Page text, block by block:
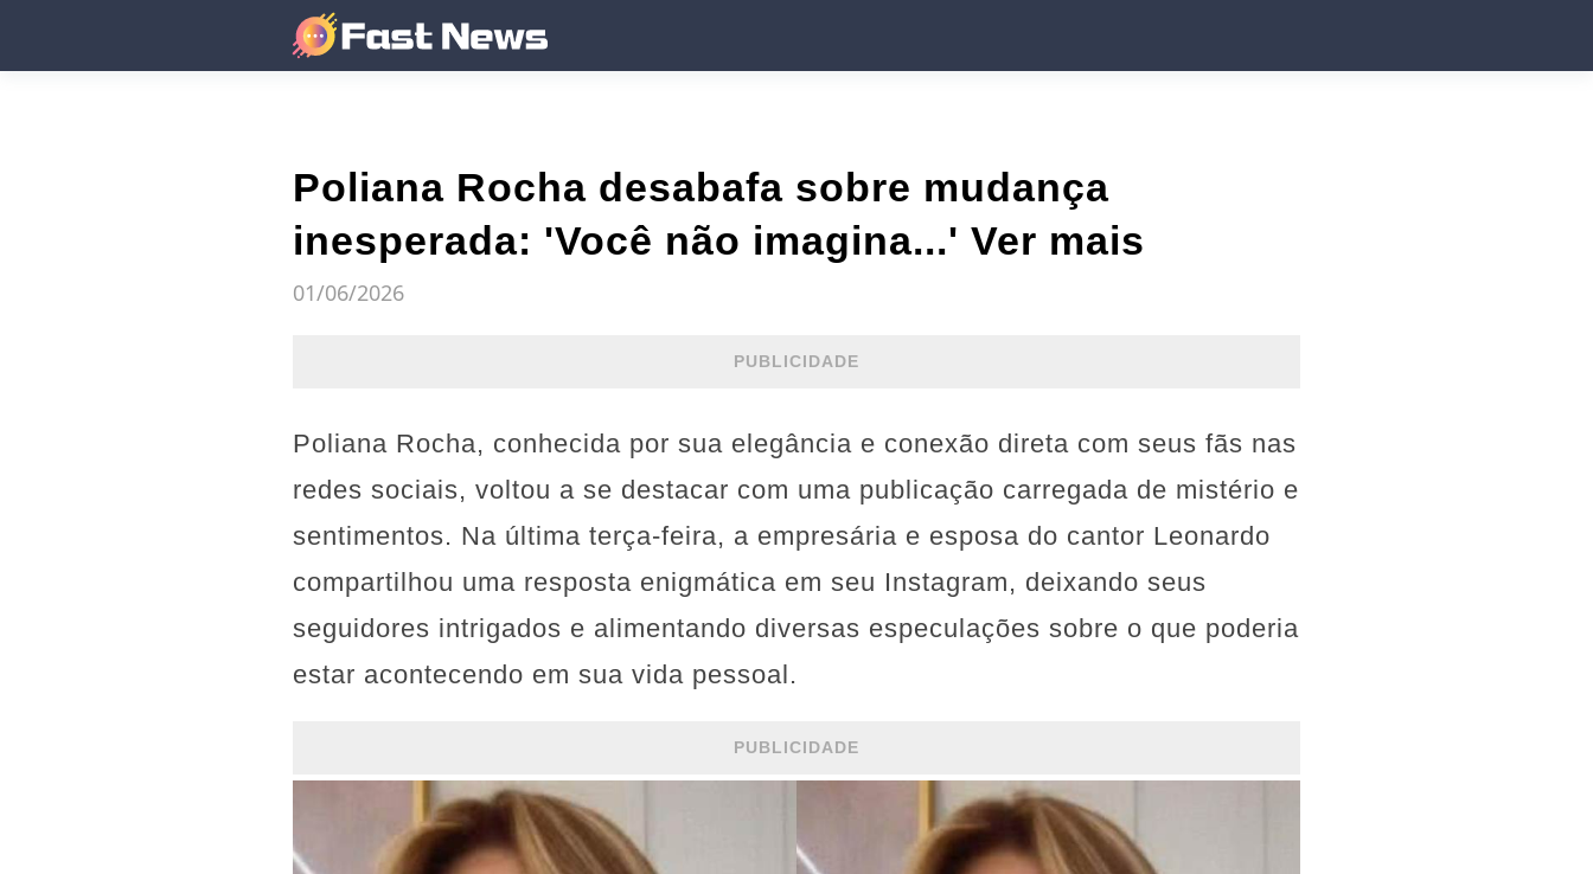
Poliana Rocha desabafa sobre mudança
inesperada: 'Você não imagina...' Ver mais
01/06/2026
PUBLICIDADE
Poliana Rocha, conhecida por sua elegância e conexão direta com seus fãs nas
redes sociais, voltou a se destacar com uma publicação carregada de mistério e
sentimentos. Na última terça-feira, a empresária e esposa do cantor Leonardo
compartilhou uma resposta enigmática em seu Instagram, deixando seus
seguidores intrigados e alimentando diversas especulações sobre o que poderia
estar acontecendo em sua vida pessoal.
PUBLICIDADE